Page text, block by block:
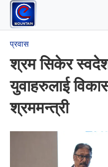
प्रवास
श्रम सिकेर
युवाहरुलाई
श्रममन्त्री